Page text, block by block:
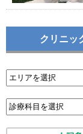
クリニッ